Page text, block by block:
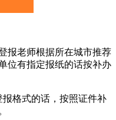
报老师根据所在城市推荐
位有指定报纸的话按补办
格式的话，按照证件补